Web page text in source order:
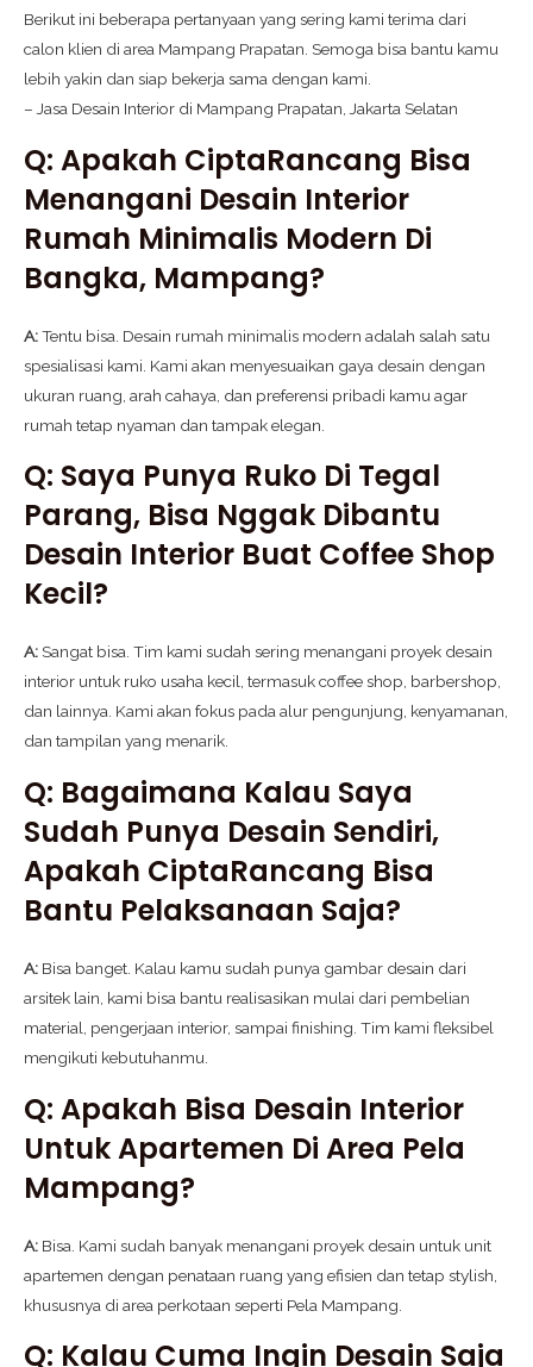
Berikut ini beberapa pertanyaan yang sering kami terima dari
calon klien di area Mampang Prapatan. Semoga bisa bantu kamu
lebih yakin dan siap bekerja sama dengan kami.
– Jasa Desain Interior di Mampang Prapatan, Jakarta Selatan
Q: Apakah CiptaRancang Bisa
Menangani Desain Interior
Rumah Minimalis Modern Di
Bangka, Mampang?
A:Tentu bisa. Desain rumah minimalis modern adalah salah satu
spesialisasi kami. Kami akan menyesuaikan gaya desain dengan
ukuran ruang, arah cahaya, dan preferensi pribadi kamu agar
rumah tetap nyaman dan tampak elegan.
Q: Saya Punya Ruko Di Tegal
Parang, Bisa Nggak Dibantu
Desain Interior Buat Coffee Shop
Kecil?
A: Sangat bisa. Tim kami sudah sering menangani proyek desain
interior untuk ruko usaha kecil, termasuk coffee shop, barbershop,
dan lainnya. Kami akan fokus pada alur pengunjung, kenyamanan,
dan tampilan yang menarik.
Q: Bagaimana Kalau Saya
Sudah Punya Desain Sendiri,
Apakah CiptaRancang Bisa
Bantu Pelaksanaan Saja?
A: Bisa banget. Kalau kamu sudah punya gambar desain dari
arsitek lain, kami bisa bantu realisasikan mulai dari pembelian
material, pengerjaan interior, sampai finishing. Tim kami fleksibel
mengikuti kebutuhanmu.
Q: Apakah Bisa Desain Interior
Untuk Apartemen Di Area Pela
Mampang?
A: Bisa. Kami sudah banyak menangani proyek desain untuk unit
apartemen dengan penataan ruang yang efisien dan tetap stylish,
khususnya di area perkotaan seperti Pela Mampang.
Q: Kalau Cuma Ingin Desain Saja